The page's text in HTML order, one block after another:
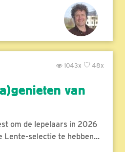
48x
1043x
van
om de lepelaars in 2026
Lente-selectie te hebben...